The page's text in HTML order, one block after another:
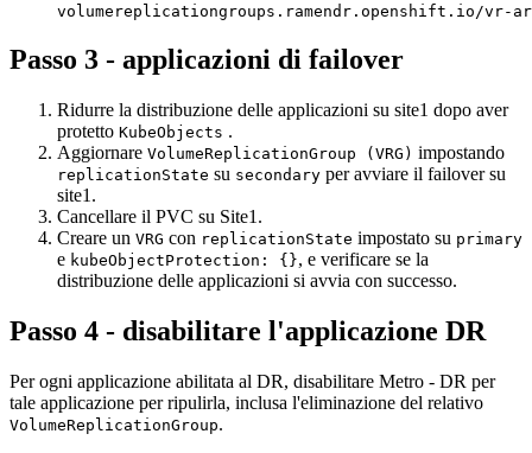
volumereplicationgroups.ramendr.openshift.io/vr-
Passo 3 - applicazioni di failover
Ridurre la distribuzione delle applicazioni su site1 dopo aver
protetto KubeObjects .
Aggiornare VolumeReplicationGroup (VRG) impostando
replicationState su secondary per avviare il failover su
site1.
Cancellare il PVC su Site1.
Creare un VRG con replicationState impostato su primary
e kubeObjectProtection: {}, e verificare se la
distribuzione delle applicazioni si avvia con successo.
Passo 4 - disabilitare l'applicazione DR
Per ogni applicazione abilitata al DR, disabilitare Metro - DR per
tale applicazione per ripulirla, inclusa l'eliminazione del relativo
VolumeReplicationGroup.